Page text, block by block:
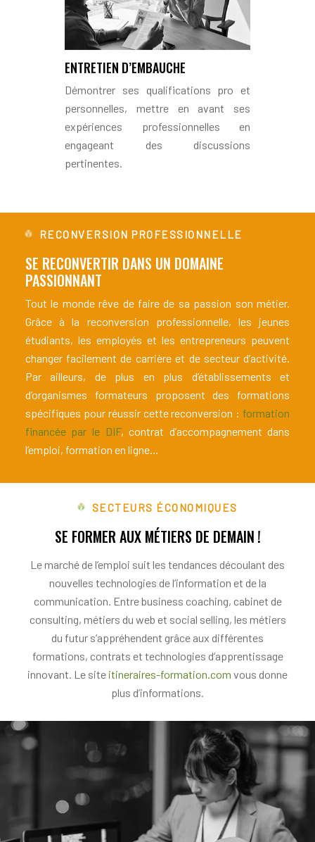
ENTRETIEN D’EMBAUCHE
Démontrer ses qualifications pro et
personnelles, mettre en avant ses
expériences professionnelles en
engageant des discussions
pertinentes.
RECONVERSION PROFESSIONNELLE
SE RECONVERTIR DANS UN DOMAINE
PASSIONNANT
Tout le monde rêve de faire de sa passion son métier.
Grâce à la reconversion professionnelle, les jeunes
étudiants, les employés et les entrepreneurs peuvent
changer facilement de carrière et de secteur d’activité.
Par ailleurs, de plus en plus d’établissements et
d’organismes formateurs proposent des formations
spécifiques pour réussir cette reconversion : formation
financée par le DIF, contrat d’accompagnement dans
l’emploi, formation en ligne…
SECTEURS ÉCONOMIQUES
SE FORMER AUX MÉTIERS DE DEMAIN !
Le marché de l’emploi suit les tendances découlant des
nouvelles technologies de l’information et de la
communication. Entre business coaching, cabinet de
consulting, métiers du web et social selling, les métiers
du futur s’appréhendent grâce aux différentes
formations, contrats et technologies d’apprentissage
innovant. Le site itineraires-formation.com
vous donne
plus d’informations.